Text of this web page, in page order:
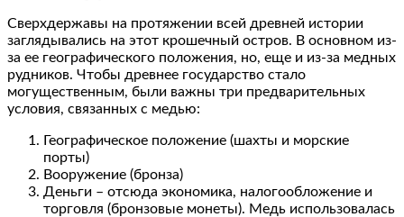
Сверхдержавы на протяжении всей древней истории
заглядывались на этот крошечный остров. В основном из-
за ее географического положения, но, еще и из-за медных
рудников. Чтобы древнее государство стало
могущественным, были важны три предварительных
условия, связанных с медью:
Географическое положение (шахты и морские
порты)
Вооружение (бронза)
Деньги – отсюда экономика, налогообложение и
торговля (бронзовые монеты). Медь использовалась